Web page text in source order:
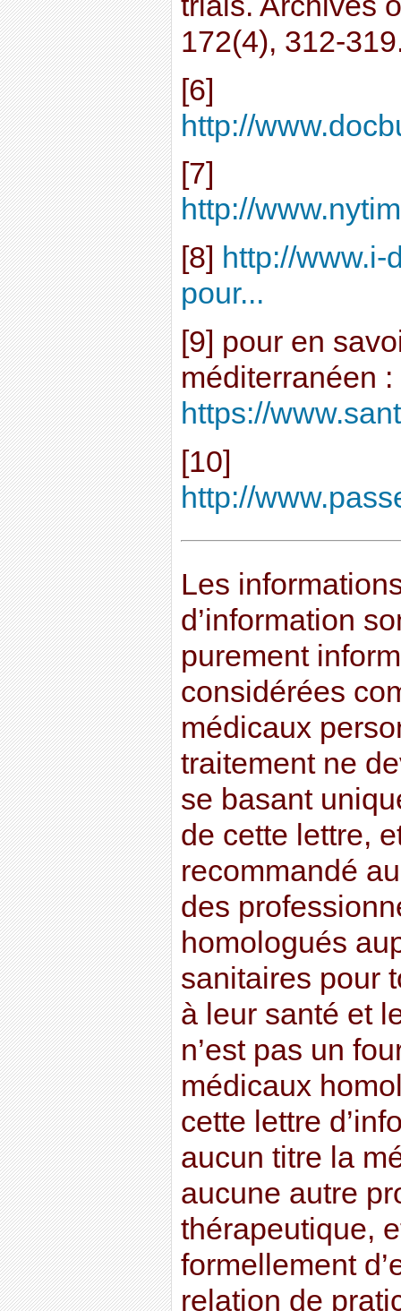
172(4), 312-
[6]
http://
[7]
http://
[8] http://www.i-
pour...
[9] pour en
méditerranéen :
https://
[10]
http://
Les
d’information
purement
considérées
médicaux
traitement ne
se basant
de cette lettre,
recommandé
des
homologués
sanitaires pour
à leur santé et
n’est pas un
médicaux
cette lettre
aucun titre la
aucune autre
thérapeutique,
formellement
relation de